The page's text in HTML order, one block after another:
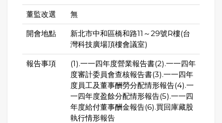
董監改選 無
開會地點
新北市中和區橋和路11～29號R樓(台
灣科技廣場頂樓會議室)
報告事項
(1).一一四年度營業報告書(2).一一四年
度審計委員會查核報告書(3).一一四年
度員工及董事酬勞分配情形報告(4).一
一四年度盈餘分配情形報告(5).一一四
年度給付董事酬金報告(6).買回庫藏股
執行情形報告